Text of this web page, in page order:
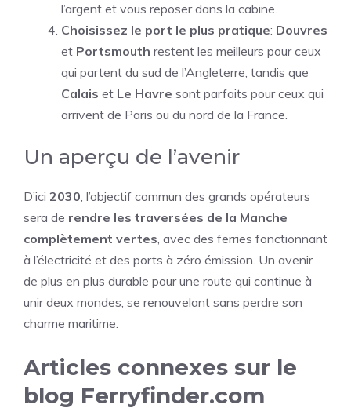
l’argent et vous reposer dans la cabine.
Choisissez le port le plus pratique: Douvres
et Portsmouth restent les meilleurs pour ceux
qui partent du sud de l’Angleterre, tandis que
Calais et Le Havre sont parfaits pour ceux qui
arrivent de Paris ou du nord de la France.
Un aperçu de l’avenir
D’ici 2030, l’objectif commun des grands opérateurs
sera de rendre les traversées de la Manche
complètement vertes, avec des ferries fonctionnant
à l’électricité et des ports à zéro émission. Un avenir
de plus en plus durable pour une route qui continue à
unir deux mondes, se renouvelant sans perdre son
charme maritime.
Articles connexes sur le
blog Ferryfinder.com